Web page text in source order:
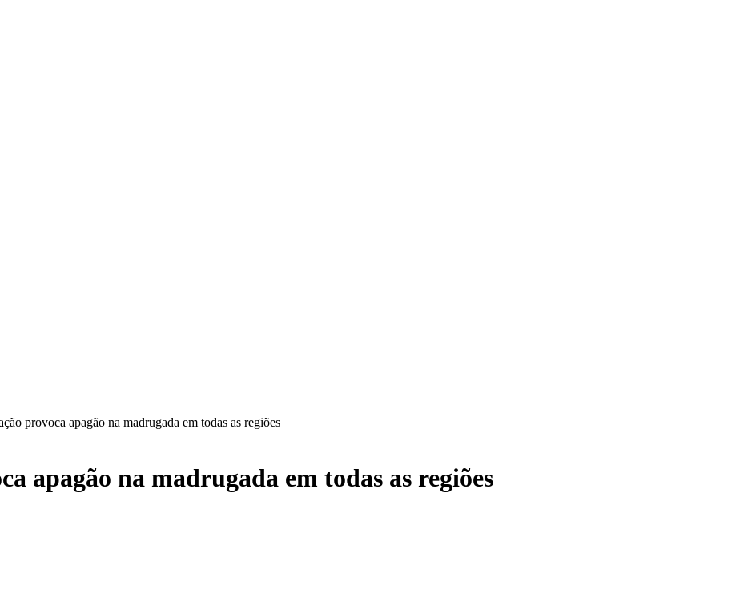
provoca apagão na madrugada em todas as regiões
apagão na madrugada em todas as regiões